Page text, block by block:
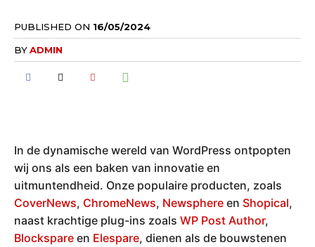
PUBLISHED ON 16/05/2024
BYADMIN
In de dynamische wereld van WordPress ontpopten
wij ons als een baken van innovatie en
uitmuntendheid. Onze populaire producten, zoals
CoverNews, ChromeNews, Newsphere en Shopical,
naast krachtige plug-ins zoals WP Post Author,
Blockspare en Elespare, dienen als de bouwstenen